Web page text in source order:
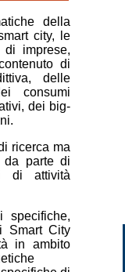
della
city, le
imprese,
di
delle
consumi
dei big-
ricerca ma
da parte di
di attività
specifiche,
Smart City
in ambito